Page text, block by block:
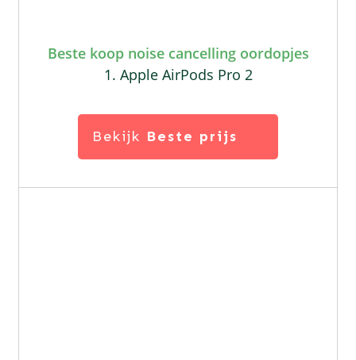
Beste koop noise cancelling oordopjes
1. Apple AirPods Pro 2
Bekijk Beste prijs